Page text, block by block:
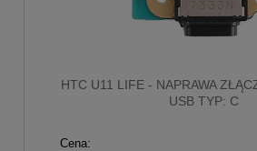
HTC U11 LIFE - NAPRAWA
USB TYP: C
Cena: